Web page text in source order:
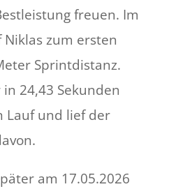
freuen. Im
Niklas zum ersten
Sprintdistanz.
24,43 Sekunden
Lauf und lief der
am 17.05.2026